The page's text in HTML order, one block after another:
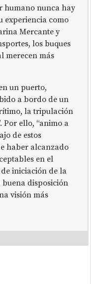
humano nunca hay
experiencia como
Mercante y
los buques
merecen más
un puerto,
a bordo de un
la tripulación
Por ello, “animo a
de estos
haber alcanzado
en el
iniciación de la
disposición
visión más